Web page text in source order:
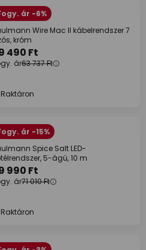
ár -6%
Wire Mac II kábelrendszer 7
króm
490 Ft
ár63 737 Ft
Raktáron
ár -15%
Spice Salt LED-
5-ágú, 10 m
990 Ft
ár71 010 Ft
Raktáron